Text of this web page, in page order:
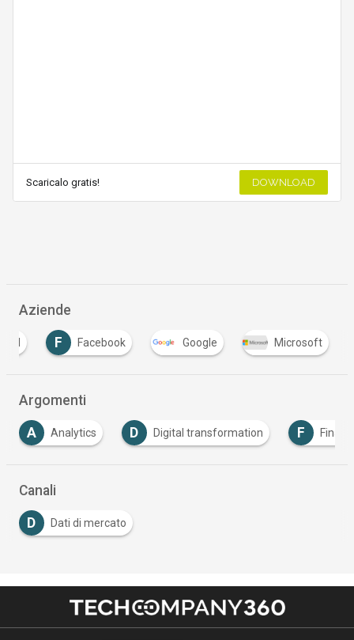
Scaricalo gratis! DOWNLOAD
Aziende
F Facebook Google Microsoft
Argomenti
D Digital transformation F Finanziamenti I
Canali
D Dati di mercato